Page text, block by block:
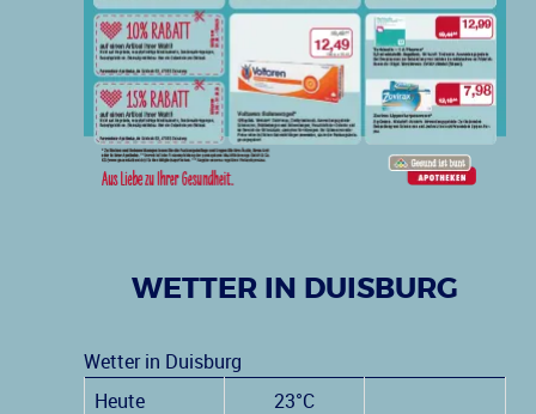
WETTER IN DUISBURG
Wetter in Duisburg
Heute
23°C